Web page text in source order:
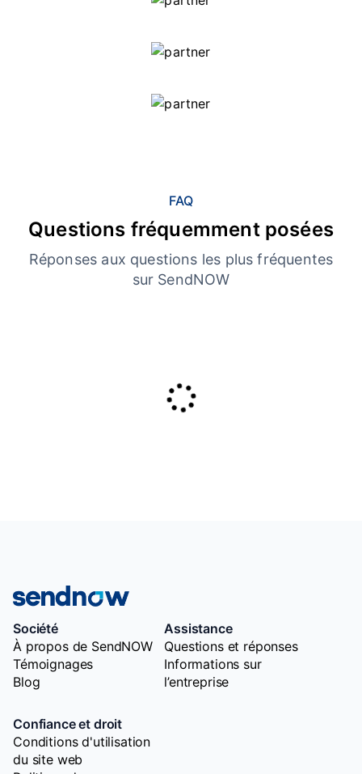
FAQ
Questions fréquemment posées
Réponses aux questions les plus fréquentes
sur SendNOW
Société
À propos de SendNOW
Témoignages
Blog
Assistance
Questions et réponses
Informations sur
l’entreprise
Confiance et droit
Conditions d'utilisation
du site web